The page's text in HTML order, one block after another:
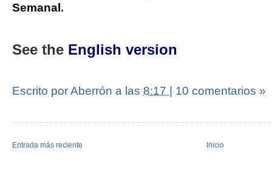
Semanal.
See the English version
Escrito por Aberrón a las 8:17 | 10 comentarios »
Entrada más reciente Inicio